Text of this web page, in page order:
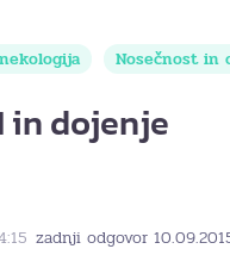
Nosečnost in
in dojenje
zadnji odgovor